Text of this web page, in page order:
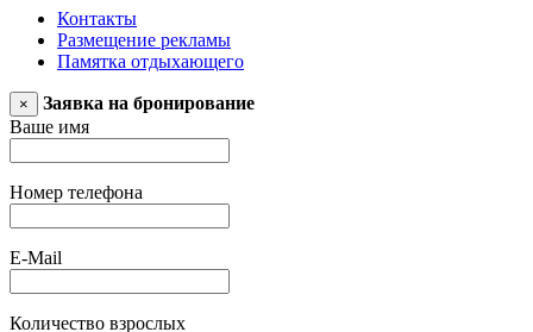
Контакты
Размещение рекламы
Памятка отдыхающего
×
Заявка на бронирование
Ваше имя
Номер телефона
E-Mail
Количество взрослых